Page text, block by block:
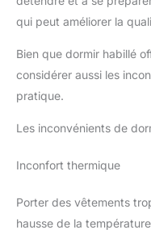
qui peut améliorer la
Bien que dormir habillé
considérer aussi les
pratique.
Les inconvénients de
Inconfort thermique
Porter des vêtements
hausse de la